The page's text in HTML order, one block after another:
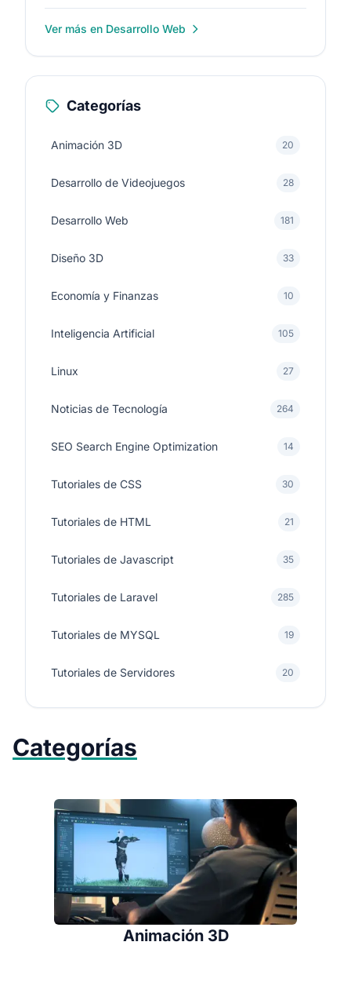
Ver más en Desarrollo Web
Categorías
Animación 3D 20
Desarrollo de Videojuegos 28
Desarrollo Web 181
Diseño 3D 33
Economía y Finanzas 10
Inteligencia Artificial 105
Linux 27
Noticias de Tecnología 264
SEO Search Engine Optimization 14
Tutoriales de CSS 30
Tutoriales de HTML 21
Tutoriales de Javascript 35
Tutoriales de Laravel 285
Tutoriales de MYSQL 19
Tutoriales de Servidores 20
Categorías
Animación 3D